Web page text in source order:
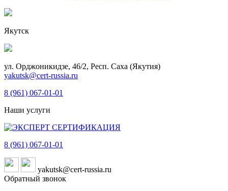
Якутск
ул. Орджоникидзе, 46/2, Респ. Саха (Якутия)
yakutsk@cert-russia.ru
8 (961) 067-01-01
Наши услуги
8 (961) 067-01-01
yakutsk@cert-russia.ru
Обратный звонок